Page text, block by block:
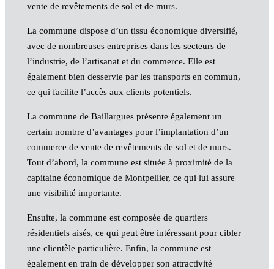
vente de revêtements de sol et de murs.
La commune dispose d’un tissu économique diversifié,
avec de nombreuses entreprises dans les secteurs de
l’industrie, de l’artisanat et du commerce. Elle est
également bien desservie par les transports en commun,
ce qui facilite l’accès aux clients potentiels.
La commune de Baillargues présente également un
certain nombre d’avantages pour l’implantation d’un
commerce de vente de revêtements de sol et de murs.
Tout d’abord, la commune est située à proximité de la
capitaine économique de Montpellier, ce qui lui assure
une visibilité importante.
Ensuite, la commune est composée de quartiers
résidentiels aisés, ce qui peut être intéressant pour cibler
une clientèle particulière. Enfin, la commune est
également en train de développer son attractivité